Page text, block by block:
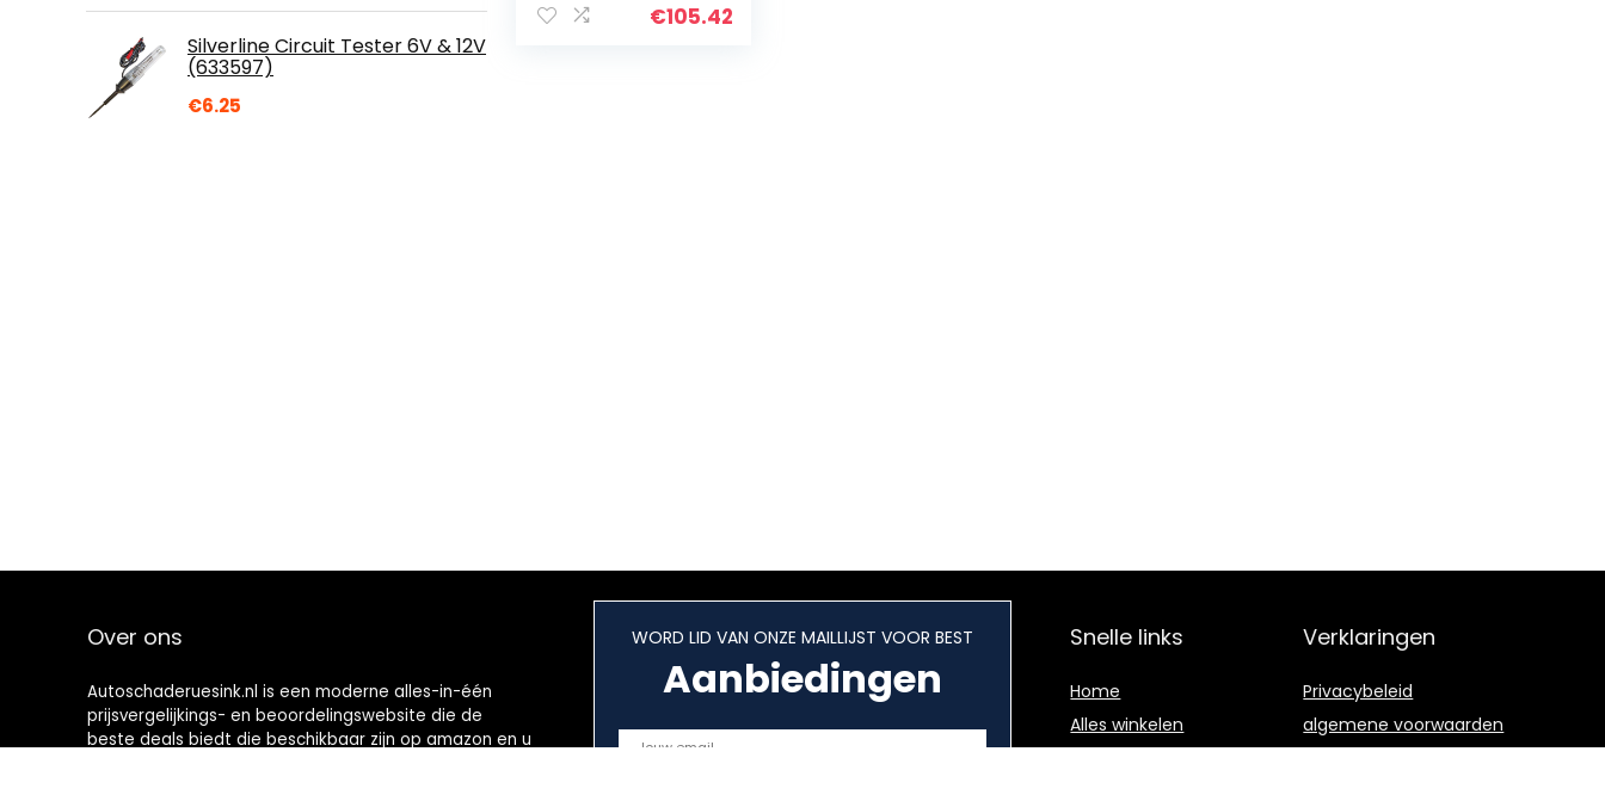
Silverline Circuit Tester 6V & 12V
(633597)
€6.25
€105.42
Over ons
Autoschaderuesink.nl is een moderne alles-in-één
prijsvergelijkings- en beoordelingswebsite die de
beste deals biedt die beschikbaar zijn op amazon en u
WORD LID VAN ONZE MAILLIJST VOOR BEST
Aanbiedingen
Snelle links
Home
Alles winkelen
Verklaringen
Privacybeleid
algemene voorwaarden